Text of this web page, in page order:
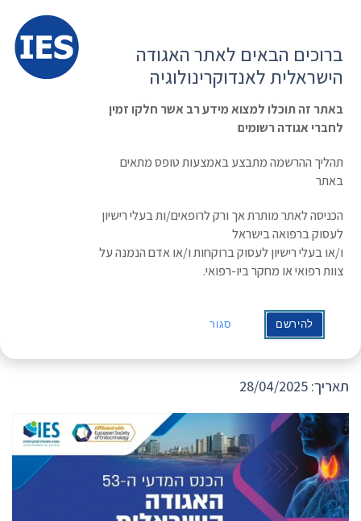
הרשמה ועדכון נתונים
כניסת חברים
ראשי » תעוד מפגש »
Cyp17a1 Congenital Adrenal Hyperplasia – Unique
Hyperplasia – Unique Aspects and
Challenges
מרצה: Dr. Orit Barenholtz
Medical Director of Diabetes Clinic Meuhedet Health
תאריך: 28/04/2025
ברוכים הבאים לאתר האגודה
הישראלית לאנדוקרינולוגיה
באתר זה תוכלו למצוא מידע רב אשר חלקו זמין
לחברי אגודה רשומים
תהליך ההרשמה מתבצע באמצעות טופס מתאים
באתר
הכניסה לאתר מותרת אך ורק לרופאים/ות בעלי רישיון
לעסוק ברפואה בישראל
ו/או בעלי רישיון לעסוק ברוקחות ו/או אדם הנמנה על
צוות רפואי או מחקר ביו-רפואי.
להירשם סגור